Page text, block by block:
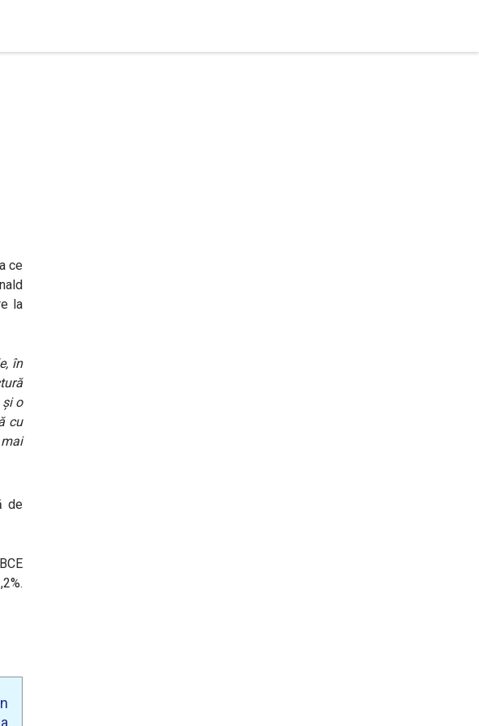
ce
la
în
o
cu
de